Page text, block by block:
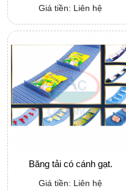
Giá tiền: Liên hệ
Băng tải có cánh gạt.
Giá tiền: Liên hệ